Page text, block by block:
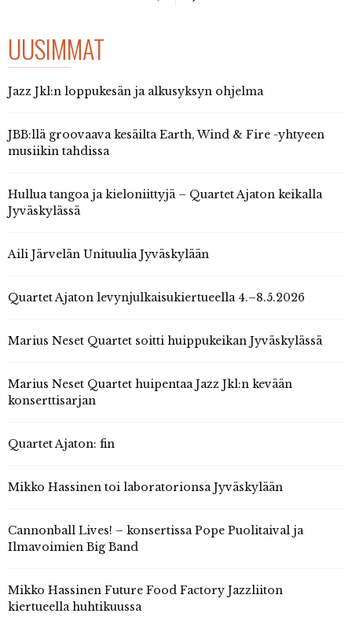
UUSIMMAT
Jazz Jkl:n loppukesän ja alkusyksyn ohjelma
JBB:llä groovaava kesäilta Earth, Wind & Fire -yhtyeen
musiikin tahdissa
Hullua tangoa ja kieloniittyjä – Quartet Ajaton keikalla
Jyväskylässä
Aili Järvelän Unituulia Jyväskylään
Quartet Ajaton levynjulkaisukiertueella 4.–8.5.2026
Marius Neset Quartet soitti huippukeikan Jyväskylässä
Marius Neset Quartet huipentaa Jazz Jkl:n kevään
konserttisarjan
Quartet Ajaton: fin
Mikko Hassinen toi laboratorionsa Jyväskylään
Cannonball Lives! – konsertissa Pope Puolitaival ja
Ilmavoimien Big Band
Mikko Hassinen Future Food Factory Jazzliiton
kiertueella huhtikuussa